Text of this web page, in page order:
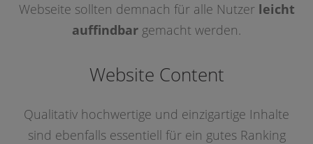
Webseite sollten demnach für alle Nutzer leicht
auffindbar gemacht werden.
Website Content
Qualitativ hochwertige und einzigartige Inhalte
sind ebenfalls essentiell für ein gutes Ranking